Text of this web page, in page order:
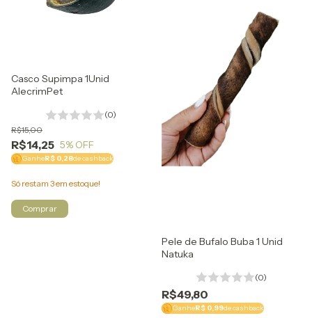
Casco Supimpa 1Unid
AlecrimPet
(0)
R$14,25
R$15,00
5% OFF
GanheR$ 0,28de cashback
Só restam 3em estoque!
Pele de Bufalo Buba 1 Unid
Natuka
(0)
R$49,80
GanheR$ 0,99de cashback